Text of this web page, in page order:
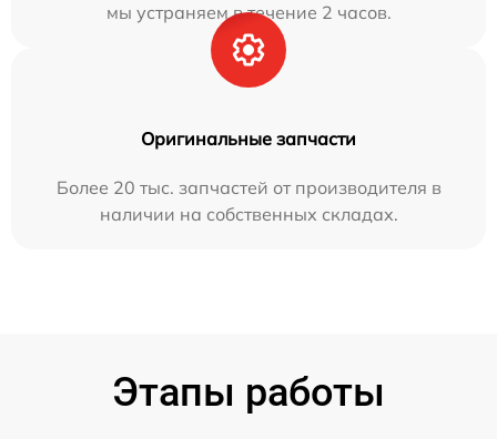
мы устраняем в течение 2 часов.
Оригинальные запчасти
Более 20 тыс. запчастей от производителя в
наличии на собственных складах.
Этапы работы